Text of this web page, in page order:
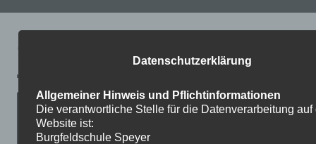
9A-7 Datenschutzerklärung
Allgemeiner Hinweis und Pflichtinformationen
Die verantwortliche Stelle für die Datenverarbeitung auf
Website ist:
Burgfeldschule Speyer